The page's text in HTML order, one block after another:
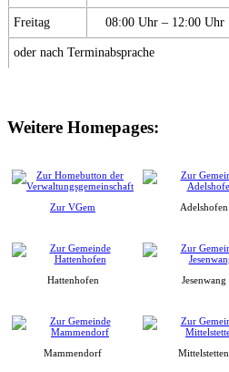
Freitag 08:00 Uhr – 12:00 Uhr
oder nach Terminabsprache
Weitere Homepages:
Zur VGem Adelshofen
Hattenhofen Jesenwang
Mammendorf Mittelstetten